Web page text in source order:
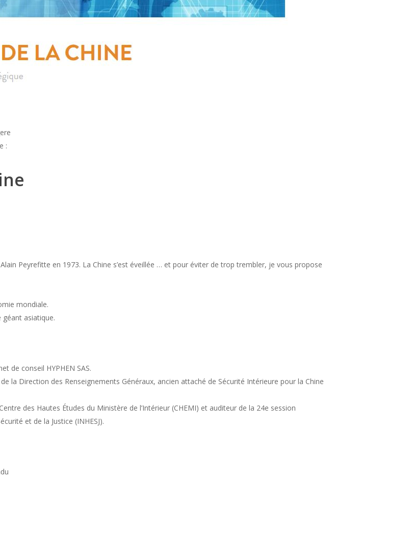
:
Peyrefitte en 1973. La Chine s’est éveillée … et pour éviter de trop trembler, je vous propose
mondiale.
asiatique.
de conseil HYPHEN SAS.
la Direction des Renseignements Généraux, ancien attaché de Sécurité Intérieure pour la Chine
des Hautes Études du Ministère de l’Intérieur (CHEMI) et auditeur de la 24e session
et de la Justice (INHESJ).